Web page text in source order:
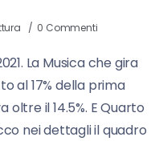
0 Commenti
La Musica che gira
al 17% della prima
oltre il 14.5%. E Quarto
nei dettagli il quadro